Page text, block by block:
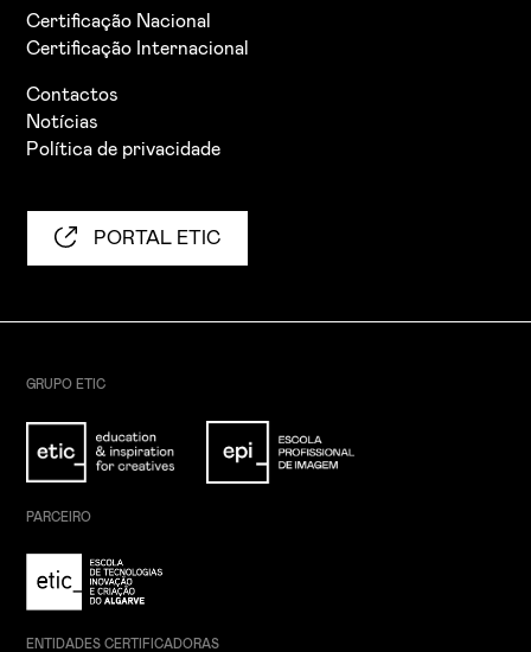
Certificação Nacional
Certificação Internacional
Contactos
Notícias
Política de privacidade
PORTAL ETIC
GRUPO ETIC
PARCEIRO
ENTIDADES CERTIFICADORAS